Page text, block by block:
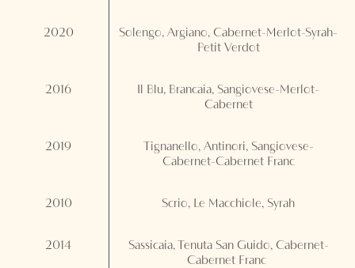
2020
Solengo, Argiano, Cabernet-Merlot-Syrah-
Petit Verdot
2016
Il Blu, Brancaia, Sangiovese-Merlot-
Cabernet
2019
Tignanello, Antinori, Sangiovese-
Cabernet-Cabernet Franc
2010 Scrio, Le Macchiole, Syrah
2014
Sassicaia, Tenuta San Guido, Cabernet-
Cabernet Franc